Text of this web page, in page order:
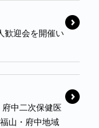
歓迎会を開催い
中二次保健医
山・府中地域